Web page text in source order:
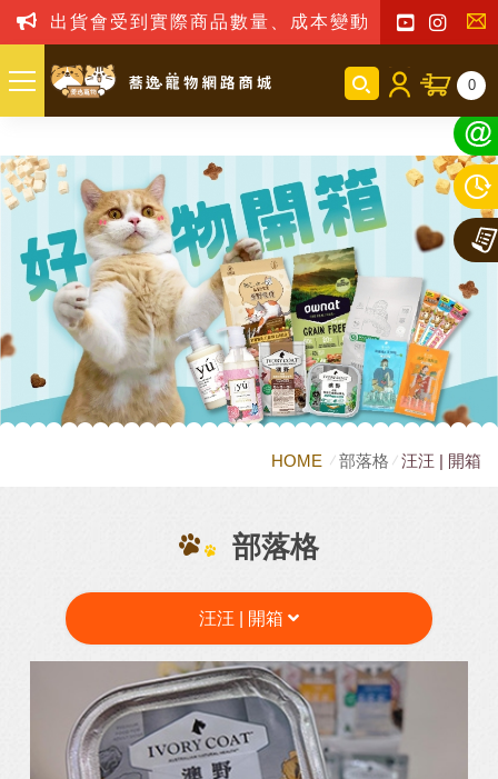
出貨會受到實際商品數量、成本變動之影響，我
聯
我
們
0
HOME 部落格 汪汪 | 開箱
部落格
汪汪 | 開箱